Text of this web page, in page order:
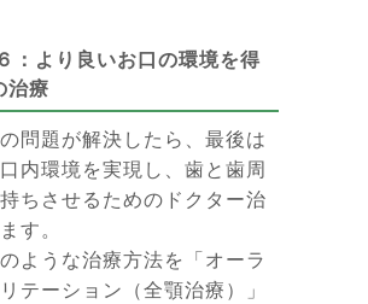
：より良いお口の環境を得
治療
問題が解決したら、最後は
内環境を実現し、歯と歯周
ちさせるためのドクター治
す。
ような治療方法を「オーラ
テーション（全顎治療）」